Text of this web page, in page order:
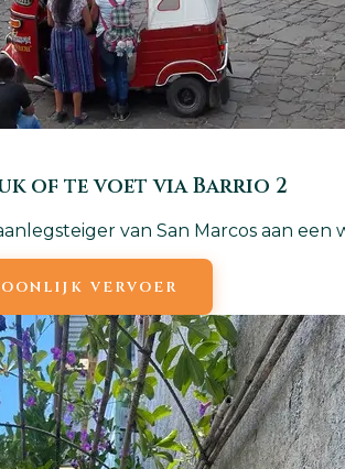
of te voet via Barrio 2
van San Marcos aan
vervoer